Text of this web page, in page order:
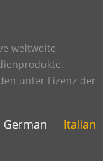
weltweite
unter Lizenz der
German Italian